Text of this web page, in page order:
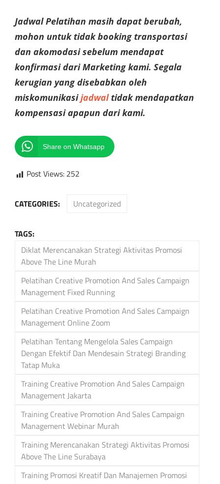
Jadwal Pelatihan masih dapat berubah,
mohon untuk tidak booking transportasi
dan akomodasi sebelum mendapat
konfirmasi dari Marketing kami. Segala
kerugian yang disebabkan oleh
miskomunikasijadwaltidak mendapatkan
kompensasi apapun dari kami.
Share on Whatsapp
Post Views: 252
CATEGORIES: Uncategorized
TAGS:
Diklat Merencanakan Strategi Aktivitas Promosi
Above The Line Murah
Pelatihan Creative Promotion And Sales Campaign
Management Fixed Running
Pelatihan Creative Promotion And Sales Campaign
Management Online Zoom
Pelatihan Tentang Mengelola Sales Campaign
Dengan Efektif Dan Mendesain Strategi Branding
Tatap Muka
Training Creative Promotion And Sales Campaign
Management Jakarta
Training Creative Promotion And Sales Campaign
Management Webinar Murah
Training Merencanakan Strategi Aktivitas Promosi
Above The Line Surabaya
Training Promosi Kreatif Dan Manajemen Promosi